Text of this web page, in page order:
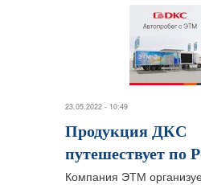
23.05.2022 - 10:49
Продукция ДКС
путешествует по
Компания ЭТМ